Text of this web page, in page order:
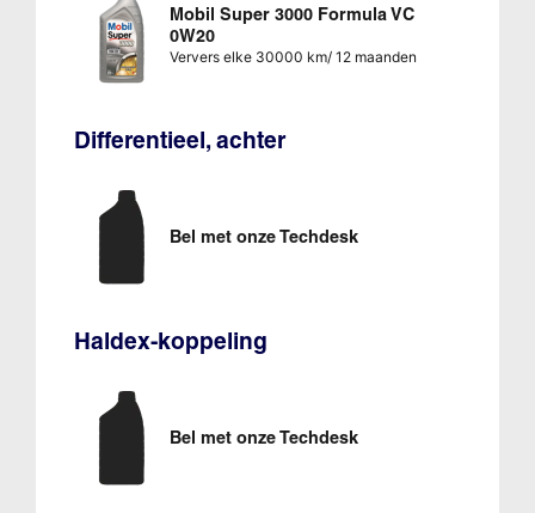
Mobil Super 3000 Formula VC
0W20
Ververs elke 30000 km/ 12 maanden
Differentieel, achter
Bel met onze Techdesk
Haldex-koppeling
Bel met onze Techdesk